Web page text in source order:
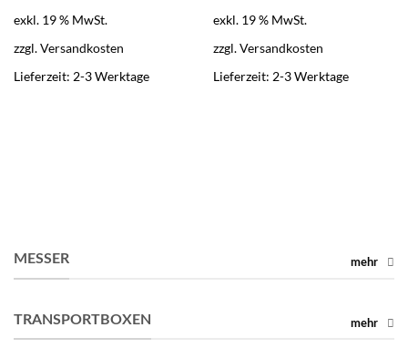
exkl. 19 % MwSt.
zzgl.Versandkosten
Lieferzeit: 2-3 Werktage
exkl. 19 % MwSt.
zzgl.Versandkosten
Lieferzeit: 2-3 Werktage
MESSER mehr
TRANSPORTBOXEN mehr